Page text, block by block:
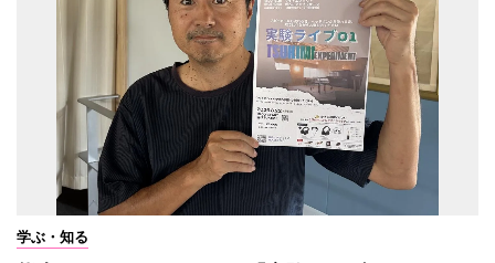
学ぶ・知る